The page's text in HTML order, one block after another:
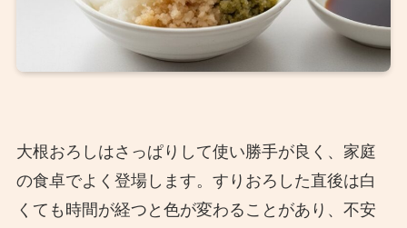
大根おろしはさっぱりして使い勝手が良く、家庭
の食卓でよく登場します。すりおろした直後は白
くても時間が経つと色が変わることがあり、不安